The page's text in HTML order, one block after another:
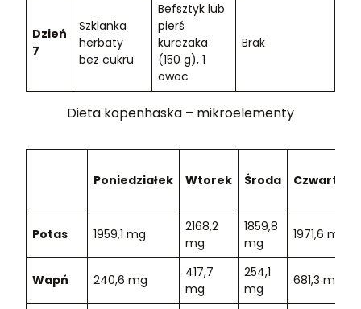
Dzień
7
Szklanka
herbaty
bez cukru
Befsztyk lub
pierś
kurczaka
(150 g), 1
owoc
Brak
Dieta kopenhaska – mikroelementy
Poniedziałek Wtorek Środa Czwartek
Potas 1959,1 mg
2168,2
mg
1859,8
mg
1971,6 mg
Wapń 240,6 mg
417,7
mg
254,1
mg
681,3 mg